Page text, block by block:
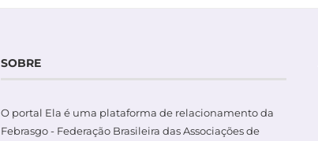
SOBRE
O portal Ela é uma plataforma de relacionamento da
Febrasgo - Federação Brasileira das Associações de